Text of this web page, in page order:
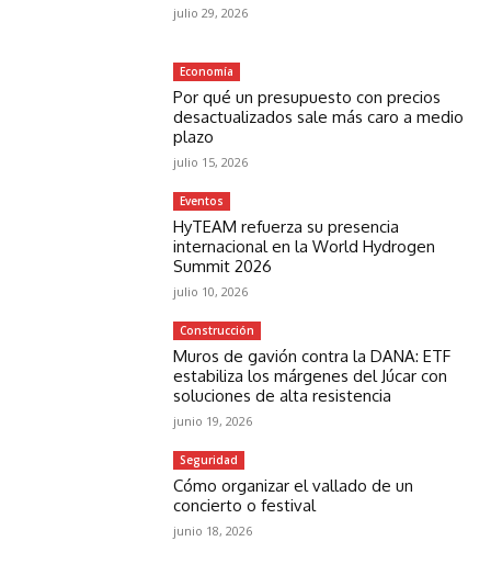
julio 29, 2026
Economía
Por qué un presupuesto con precios
desactualizados sale más caro a medio
plazo
julio 15, 2026
Eventos
HyTEAM refuerza su presencia
internacional en la World Hydrogen
Summit 2026
julio 10, 2026
Construcción
Muros de gavión contra la DANA: ETF
estabiliza los márgenes del Júcar con
soluciones de alta resistencia
junio 19, 2026
Seguridad
Cómo organizar el vallado de un
concierto o festival
junio 18, 2026